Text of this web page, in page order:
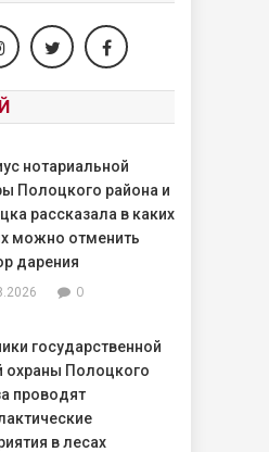
нотариальной
Полоцкого района и
рассказала в каких
можно отменить
дарения
0
государственной
охраны Полоцкого
проводят
в лесах